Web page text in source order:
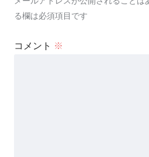
る欄は必須項目です
コメント ※